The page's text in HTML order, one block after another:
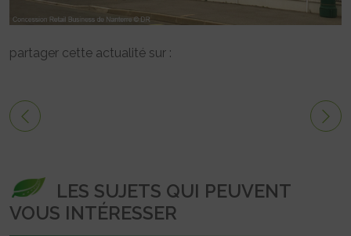
partager cette actualité sur :
LES SUJETS QUI PEUVENT
VOUS INTÉRESSER